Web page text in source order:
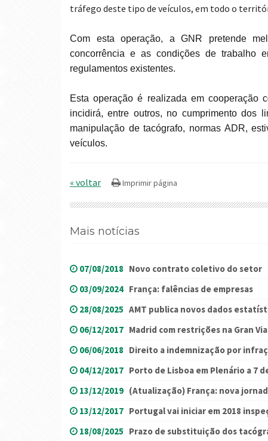
tráfego deste tipo de veículos, em todo o
Com esta operação, a GNR pretende melhorar a segurança rodoviária, a sustentabilidade, a
concorrência e as condições de trabalho
regulamentos existentes.
Esta operação é realizada em cooperação com outros países europeus, sendo que a fiscalização
incidirá, entre outros, no cumprimento dos
manipulação de tacógrafo, normas ADR,
veículos.
« voltar
Mais notícias
07/08/2018 Novo contrato coletivo do setor
03/09/2024 França: falências de empresas
28/08/2025 AMT publica novos dados
06/12/2017 Madrid com restrições na Gran Via
06/06/2018 Direito a indemnização por
04/12/2017 Porto de Lisboa em Plenário a 7
13/12/2019 (Atualização) França: nova
13/12/2017 Portugal vai iniciar em 2018
18/08/2025 Prazo de substituição dos